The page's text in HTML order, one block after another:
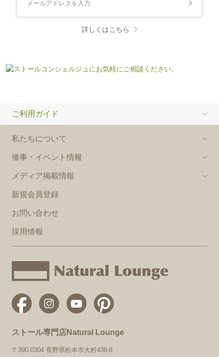
詳しくはこちら
ご利用ガイド
私たちについて
催事・イベント情報
メディア掲載情報
新規会員登録
お問い合わせ
採用情報
ストール専門店Natural Lounge
〒390-0304 長野県松本市大村438-8